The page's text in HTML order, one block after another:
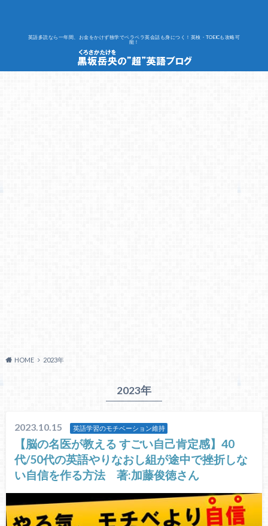
英語多読なら一年間、お金をかけず独学でペラペラ英会話も身につく！英検・TOEICも攻略可
能！
HOME 2023年
2023年
2023.10.15 英語学習のモチベーション維持
【脳の名医が教える すごい自己肯定感】40
代/50代の英語やりなおし組が途中で挫折しな
い自信を作る方法 著:加藤俊徳さん